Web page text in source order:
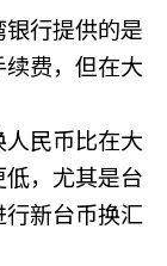
行提供的是
费，但在大
民币比在大
，尤其是台
新台币换汇